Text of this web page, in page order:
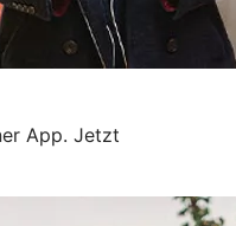
App. Jetzt